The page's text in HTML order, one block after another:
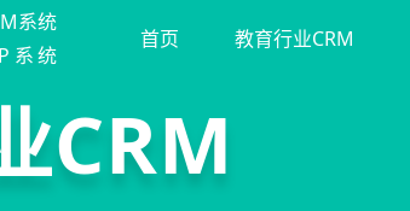
系统
系统
首页 教育行业CRM
漏斗
运营
裂变
CRM